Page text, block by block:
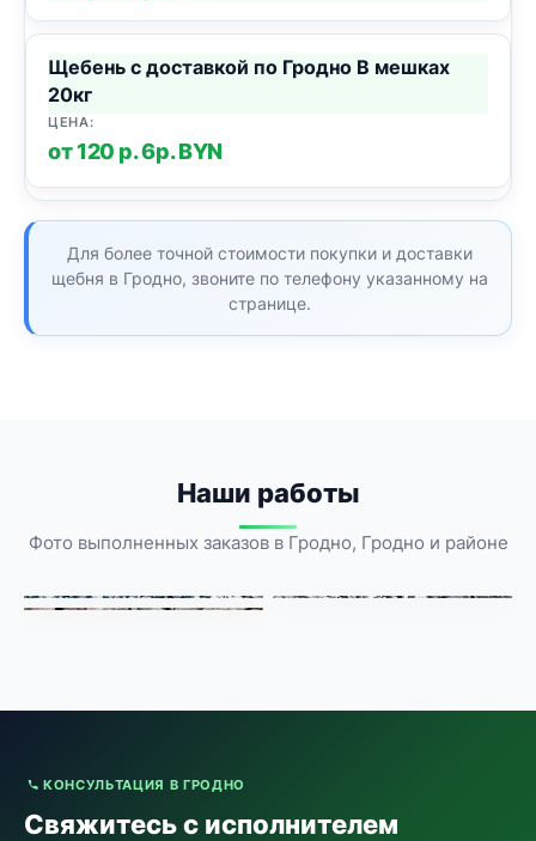
Щебень с доставкой по Гродно В мешках
20кг
от 120 р. 6р. BYN
Для более точной стоимости покупки и доставки
щебня в Гродно, звоните по телефону указанному на
странице.
Наши работы
Фото выполненных заказов в Гродно, Гродно и районе
КОНСУЛЬТАЦИЯ В ГРОДНО
Свяжитесь с исполнителем